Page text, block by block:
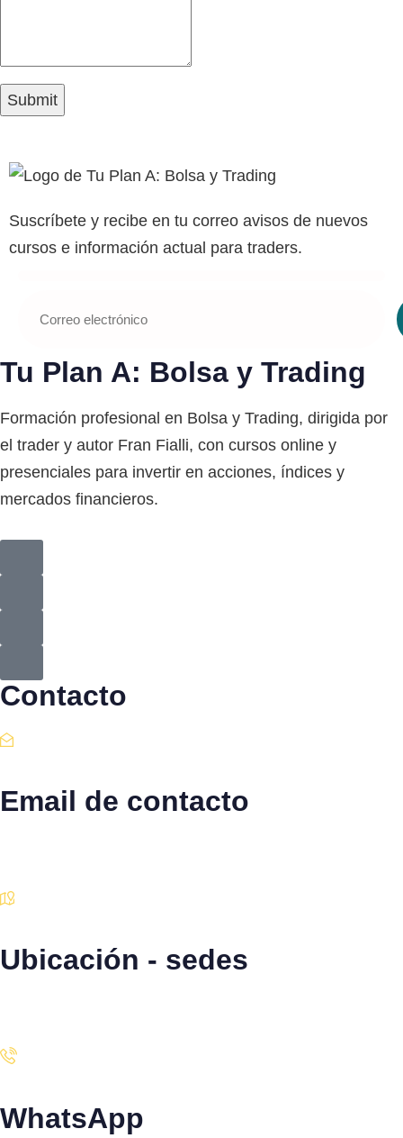
Suscríbete y recibe en tu correo avisos de nuevos
cursos e información actual para traders.
Tu Plan A: Bolsa y Trading
Formación profesional en Bolsa y Trading, dirigida por
el trader y autor Fran Fialli, con cursos online y
presenciales para invertir en acciones, índices y
mercados financieros.
Contacto
Email de contacto
Ubicación - sedes
WhatsApp